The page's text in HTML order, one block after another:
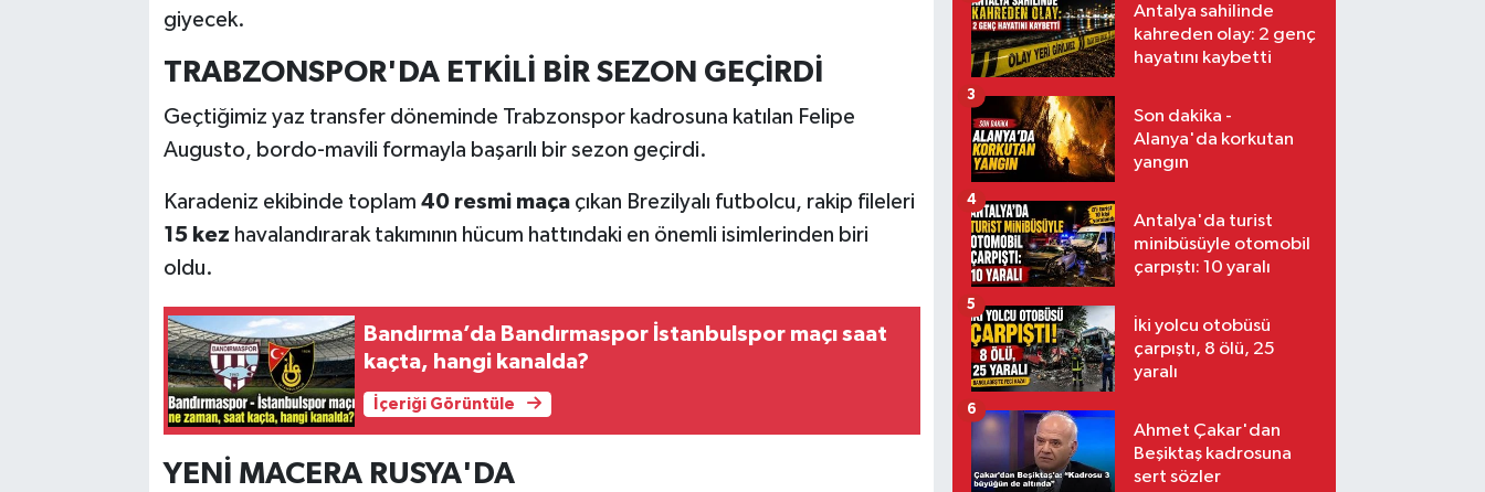
giyecek.
TRABZONSPOR'DA ETKİLİ BİR SEZON GEÇİRDİ
Geçtiğimiz yaz transfer döneminde Trabzonspor kadrosuna katılan Felipe
Augusto, bordo-mavili formayla başarılı bir sezon geçirdi.
Karadeniz ekibinde toplam 40 resmi maçaçıkan Brezilyalı futbolcu, rakip fileleri
15 kez havalandırarak takımının hücum hattındaki en önemli isimlerinden biri
oldu.
Bandırma’da Bandırmaspor İstanbulspor maçı saat
kaçta, hangi kanalda?
İçeriği Görüntüle
YENİ MACERA RUSYA'DA
Antalya sahilinde
kahreden olay: 2 genç
hayatını kaybetti
Son dakika -
Alanya'da korkutan
yangın
3
Antalya'da turist
minibüsüyle otomobil
çarpıştı: 10 yaralı
4
İki yolcu otobüsü
çarpıştı, 8 ölü, 25
yaralı
5
Ahmet Çakar'dan
Beşiktaş kadrosuna
sert sözler
6